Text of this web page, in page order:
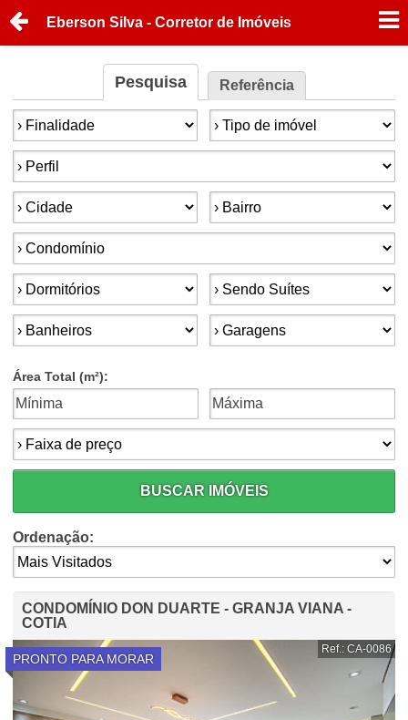
Eberson Silva - Corretor de Imóveis
Pesquisa Referência
Finalidade: Tipo de imóvel:
Perfil:
Cidade: Bairro:
Condomínios:
Dormitórios: Suítes:
Banheiros: Garagens:
Área Total (m²):
Faixa de preço:
BUSCAR IMÓVEIS
Ordenação:
CONDOMÍNIO DON DUARTE - GRANJA VIANA -
COTIA
PRONTO PARA MORAR
Ref.: CA-0086